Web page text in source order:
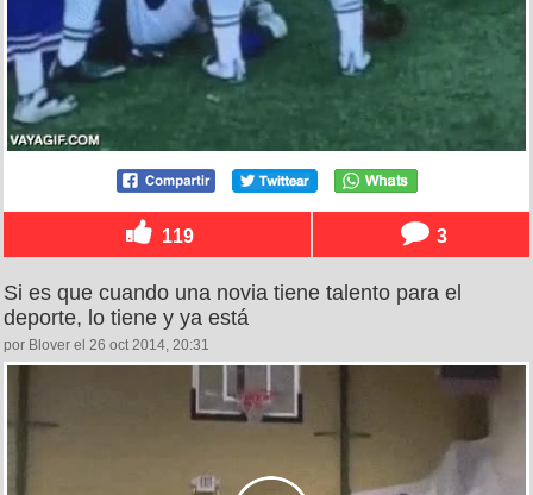
119 3
Si es que cuando una novia tiene talento para el
deporte, lo tiene y ya está
por Blover el 26 oct 2014, 20:31